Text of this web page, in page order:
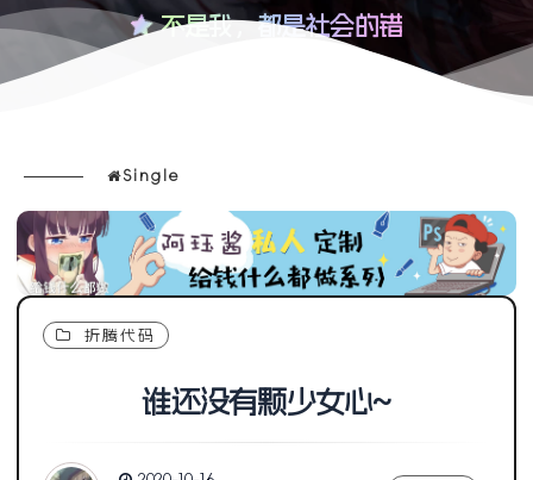
不是我，都是社会的错
Single
折腾代码
谁还没有颗少女心~